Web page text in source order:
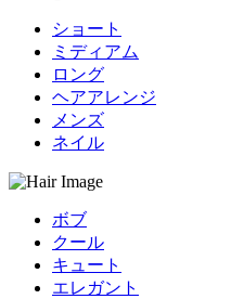
ショート
ミディアム
ロング
ヘアアレンジ
メンズ
ネイル
ボブ
クール
キュート
エレガント